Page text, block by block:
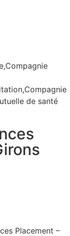
de santé
Placement –